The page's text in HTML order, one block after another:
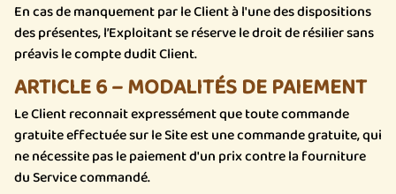
En cas de manquement par le Client à l'une des dispositions
des présentes, l’Exploitant se réserve le droit de résilier sans
préavis le compte dudit Client.
ARTICLE 6 – MODALITÉS DE PAIEMENT
Le Client reconnait expressément que toute commande
gratuite effectuée sur le Site est une commande gratuite, qui
ne nécessite pas le paiement d'un prix contre la fourniture
du Service commandé.